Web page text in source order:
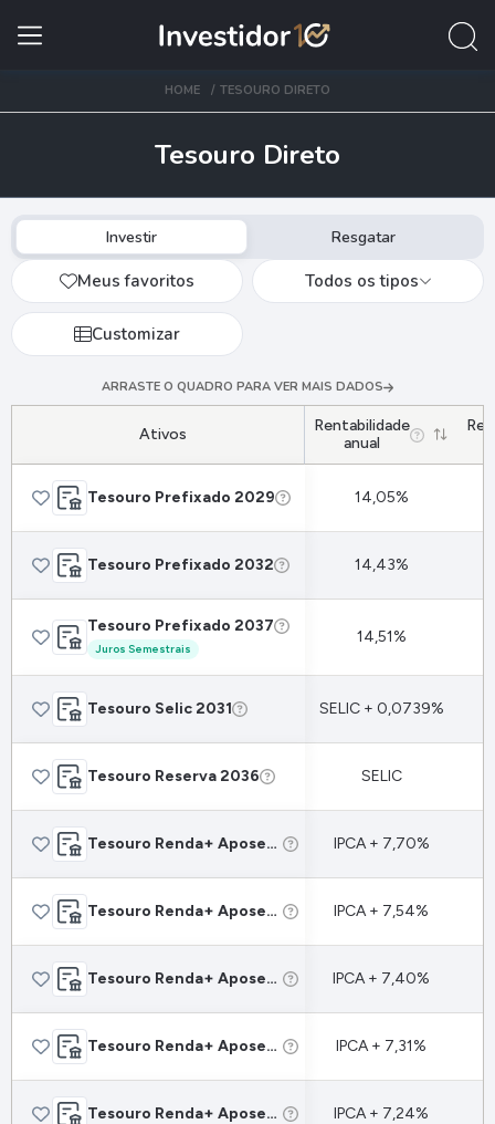
HOME TESOURO DIRETO
Tesouro Direto
Investir Resgatar
Meus favoritos Todos os tipos
Customizar
ARRASTE O QUADRO PARA VER MAIS DADOS
Ativos
Rentabilidade
anual
Tesouro Prefixado 2029 14,05%
Tesouro Prefixado 2032 14,43%
Tesouro Prefixado 2037
Juros Semestrais
14,51%
Tesouro Selic 2031 SELIC + 0,0739%
Tesouro Reserva 2036 SELIC
Tesouro Renda+ Aposentadoria Extra 2030 IPCA + 7,70%
Tesouro Renda+ Aposentadoria Extra 2035 IPCA + 7,54%
Tesouro Renda+ Aposentadoria Extra 2040 IPCA + 7,40%
Tesouro Renda+ Aposentadoria Extra 2045 IPCA + 7,31%
Tesouro Renda+ Aposentadoria Extra 2050 IPCA + 7,24%